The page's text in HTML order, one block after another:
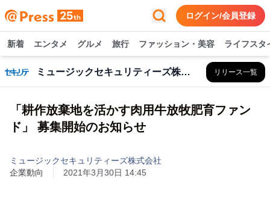
ログイン/会員登録
新着 エンタメ グルメ 旅行 ファッション・美容 ライフスタ
ミュージックセキュリティーズ株式会社 リリース一覧
「耕作放棄地を活かす肉用牛放牧肥育ファン
ド」 募集開始のお知らせ
ミュージックセキュリティーズ株式会社
企業動向
2021年3月30日 14:45